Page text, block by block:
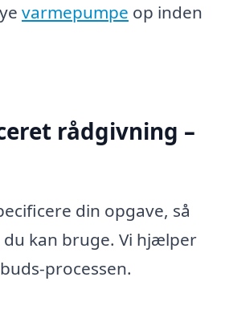
varmepumpe op inden
rådgivning –
din opgave, så
kan bruge. Vi hjælper
processen.